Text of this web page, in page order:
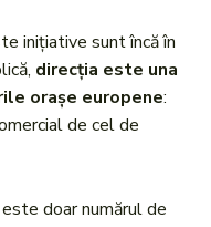
inițiative sunt încă în
direcția este una
orașe europene:
de cel de
doar numărul de